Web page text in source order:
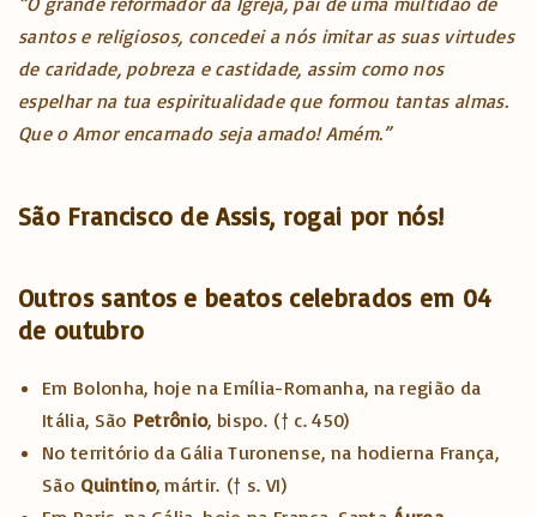
santos e religiosos, concedei a nós imitar as suas virtudes
de caridade, pobreza e castidade, assim como nos
espelhar na tua espiritualidade que formou tantas almas.
Que o Amor encarnado seja amado! Amém.”
São Francisco de Assis, rogai por nós!
Outros santos e beatos celebrados em 04
de outubro
Em Bolonha, hoje na Emília-Romanha, na região da
Itália, São Petrônio, bispo. († c. 450)
No território da Gália Turonense, na hodierna França,
São Quintino, mártir. († s. VI)